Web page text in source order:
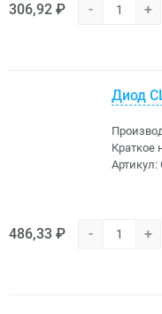
306,92 ₽ - +
Диод
Краткое
Артикул:
486,33 ₽ - +